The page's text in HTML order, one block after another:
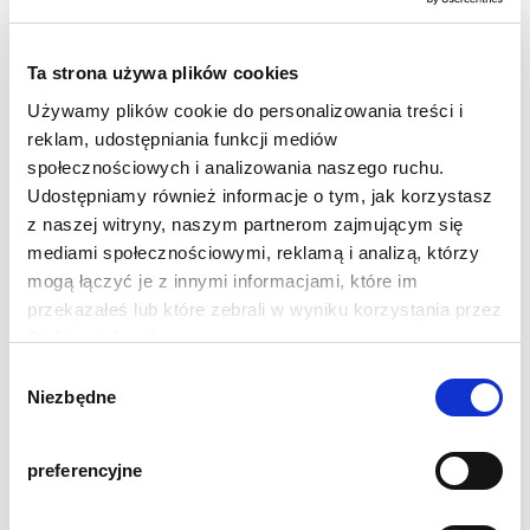
Ta strona używa plików cookies
Używamy plików cookie do personalizowania treści i
reklam, udostępniania funkcji mediów
społecznościowych i analizowania naszego ruchu.
Udostępniamy również informacje o tym, jak korzystasz
z naszej witryny, naszym partnerom zajmującym się
mediami społecznościowymi, reklamą i analizą, którzy
mogą łączyć je z innymi informacjami, które im
przekazałeś lub które zebrali w wyniku korzystania przez
Ciebie z ich usług.
Niezbędne
preferencyjne
Dildo wykonane jest z silikonu
medycznego, który jest miękki,
elastyczny i delikatny dla skóry.
Materiał ten jest również
hipoalergiczny, co minimalizuje
ryzyko podrażnień i alergii, oraz łatwy
do utrzymania w czystości, co
zapewnia długotrwałe użytkowanie.
Instrukcje użytkowania:
używaj dildo z lubrykantem na bazie
następnie przechowuj w suchym